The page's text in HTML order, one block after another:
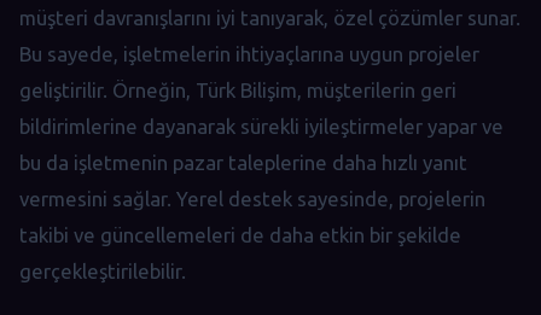
müşteri davranışlarını iyi tanıyarak, özel çözümler sunar.
Bu sayede, işletmelerin ihtiyaçlarına uygun projeler
geliştirilir. Örneğin, Türk Bilişim, müşterilerin geri
bildirimlerine dayanarak sürekli iyileştirmeler yapar ve
bu da işletmenin pazar taleplerine daha hızlı yanıt
vermesini sağlar. Yerel destek sayesinde, projelerin
takibi ve güncellemeleri de daha etkin bir şekilde
gerçekleştirilebilir.